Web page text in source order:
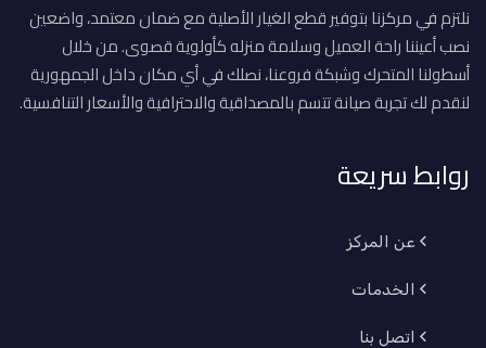
نلتزم في مركزنا بتوفير قطع الغيار الأصلية مع ضمان معتمد، واضعين
نصب أعيننا راحة العميل وسلامة منزله كأولوية قصوى. من خلال
أسطولنا المتحرك وشبكة فروعنا، نصلك في أي مكان داخل الجمهورية
لنقدم لك تجربة صيانة تتسم بالمصداقية والاحترافية والأسعار التنافسية.
روابط سريعة
عن المركز
الخدمات
اتصل بنا